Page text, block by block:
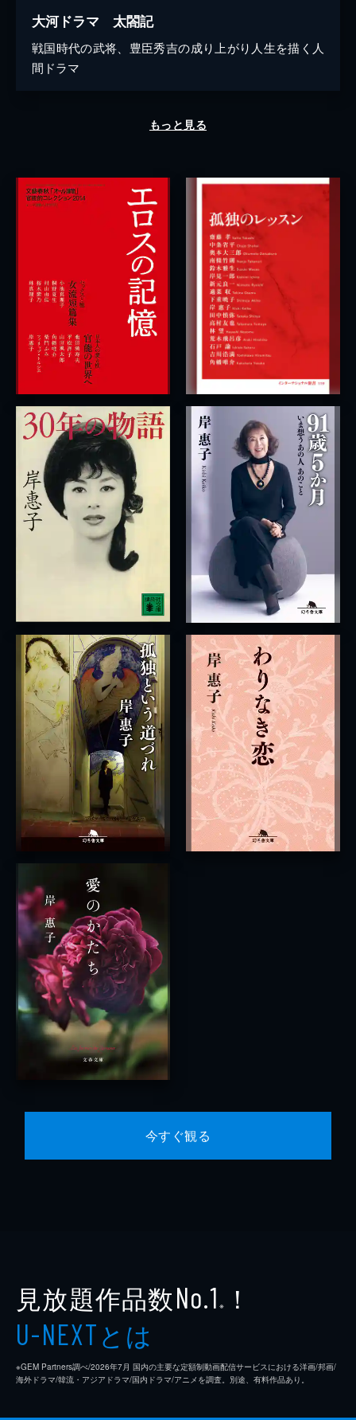
大河ドラマ 太閤記
戦国時代の武将、豊臣秀吉の成り上がり人生を描く人
間ドラマ
もっと見る
今すぐ観る
見放題作品数No.1 ※ ！
U-NEXTとは
※GEM Partners調べ/2026年7⽉ 国内の主要な定額制動画配信サービスにおける洋画/邦画/
海外ドラマ/韓流・アジアドラマ/国内ドラマ/アニメを調査。別途、有料作品あり。